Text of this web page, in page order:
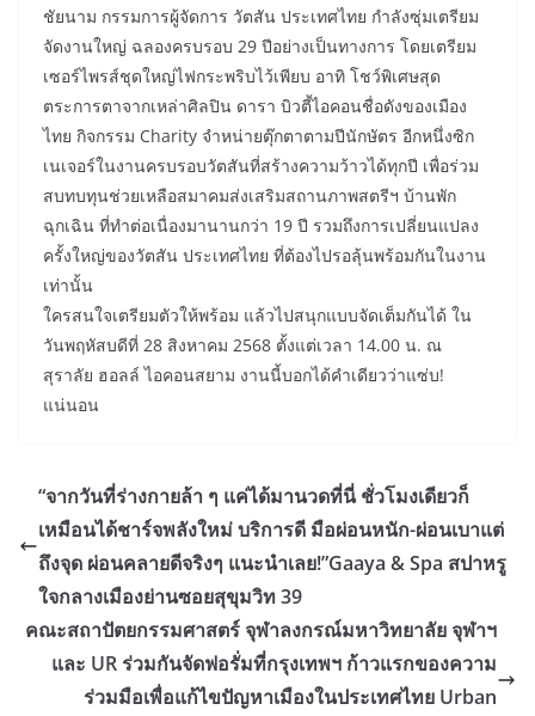
ชัยนาม กรรมการผู้จัดการ วัตสัน ประเทศไทย กำลังซุ่มเตรียม
จัดงานใหญ่ ฉลองครบรอบ 29 ปีอย่างเป็นทางการ โดยเตรียม
เซอร์ไพรส์ชุดใหญ่ไฟกระพริบไว้เพียบ อาทิ โชว์พิเศษสุด
ตระการตาจากเหล่าศิลปิน ดารา บิวตี้ไอคอนชื่อดังของเมือง
ไทย กิจกรรม Charity จำหน่ายตุ๊กตาตามปีนักษัตร อีกหนึ่งซิก
เนเจอร์ในงานครบรอบวัตสันที่สร้างความว้าวได้ทุกปี เพื่อร่วม
สบทบทุนช่วยเหลือสมาคมส่งเสริมสถานภาพสตรีฯ บ้านพัก
ฉุกเฉิน ที่ทำต่อเนื่องมานานกว่า 19 ปี รวมถึงการเปลี่ยนแปลง
ครั้งใหญ่ของวัตสัน ประเทศไทย ที่ต้องไปรอลุ้นพร้อมกันในงาน
เท่านั้น
ใครสนใจเตรียมตัวให้พร้อม แล้วไปสนุกแบบจัดเต็มกันได้ ใน
วันพฤหัสบดีที่ 28 สิงหาคม 2568 ตั้งแต่เวลา 14.00 น. ณ
สุราลัย ฮอลล์ ไอคอนสยาม งานนี้บอกได้คำเดียวว่าแซ่บ!
แน่นอน
“จากวันที่ร่างกายล้า ๆ แค่ได้มานวดที่นี่ ชั่วโมงเดียวก็
เหมือนได้ชาร์จพลังใหม่ บริการดี มือผ่อนหนัก-ผ่อนเบาแต่
ถึงจุด ผ่อนคลายดีจริงๆ แนะนำเลย!”Gaaya & Spa สปาหรู
ใจกลางเมืองย่านซอยสุขุมวิท 39
คณะสถาปัตยกรรมศาสตร์ จุฬาลงกรณ์มหาวิทยาลัย จุฬาฯ
และ UR ร่วมกันจัดฟอรั่มที่กรุงเทพฯ ก้าวแรกของความ
ร่วมมือเพื่อแก้ไขปัญหาเมืองในประเทศไทย ​Urban